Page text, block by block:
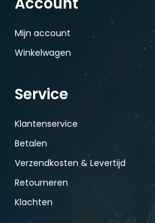
Mijn account
Winkelwagen
Service
Klantenservice
Betalen
Verzendkosten & Levertijd
Retourneren
Klachten